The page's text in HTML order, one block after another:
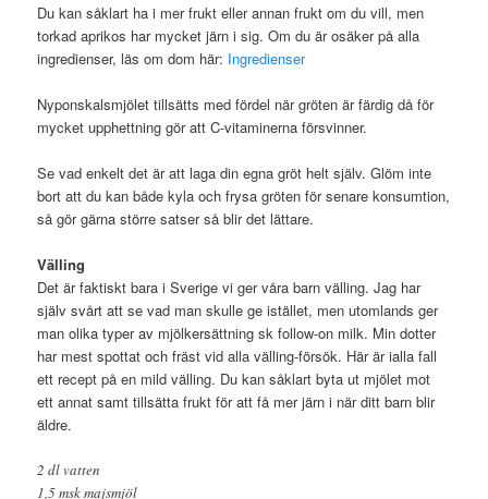
Du kan såklart ha i mer frukt eller annan frukt om du vill, men
torkad aprikos har mycket järn i sig. Om du är osäker på alla
ingredienser, läs om dom här: Ingredienser
Nyponskalsmjölet tillsätts med fördel när gröten är färdig då för
mycket upphettning gör att C-vitaminerna försvinner.
Se vad enkelt det är att laga din egna gröt helt själv. Glöm inte
bort att du kan både kyla och frysa gröten för senare konsumtion,
så gör gärna större satser så blir det lättare.
Välling
Det är faktiskt bara i Sverige vi ger våra barn välling. Jag har
själv svårt att se vad man skulle ge istället, men utomlands ger
man olika typer av mjölkersättning sk follow-on milk. Min dotter
har mest spottat och fräst vid alla välling-försök. Här är ialla fall
ett recept på en mild välling. Du kan såklart byta ut mjölet mot
ett annat samt tillsätta frukt för att få mer järn i när ditt barn blir
äldre.
2 dl vatten
1,5 msk majsmjöl